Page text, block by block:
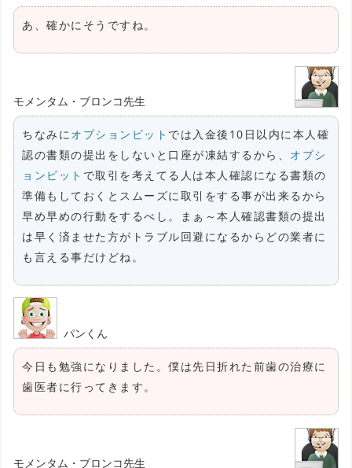
あ、確かにそうですね。
モメンタム・ブロンコ先生
ちなみにオプションビット では入金後10日以内に本人確
認の書類の提出をしないと口座が凍結するから、 オプシ
ョンビット で取引を考えてる人は本人確認になる書類の
準備もしておくとスムーズに取引をする事が出来るから
早め早めの行動をするべし。まぁ～本人確認書類の提出
は早く済ませた方がトラブル回避になるからどの業者に
も言える事だけどね。
パンくん
今日も勉強になりました。僕は先日折れた前歯の治療に
歯医者に行ってきます。
モメンタム・ブロンコ先生